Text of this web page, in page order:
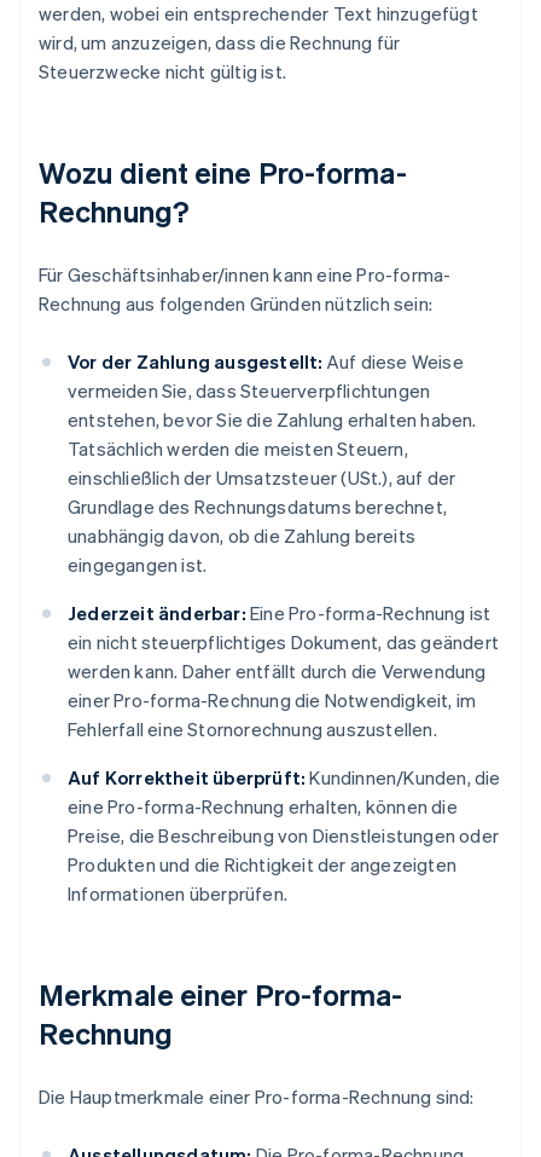
werden, wobei ein entsprechender Text hinzugefügt
wird, um anzuzeigen, dass die Rechnung für
Steuerzwecke nicht gültig ist.
Wozu dient eine Pro-forma-
Rechnung?
Für Geschäftsinhaber/innen kann eine Pro-forma-
Rechnung aus folgenden Gründen nützlich sein:
Vor der Zahlung ausgestellt: Auf diese Weise
vermeiden Sie, dass Steuerverpflichtungen
entstehen, bevor Sie die Zahlung erhalten haben.
Tatsächlich werden die meisten Steuern,
einschließlich der Umsatzsteuer (USt.), auf der
Grundlage des Rechnungsdatums berechnet,
unabhängig davon, ob die Zahlung bereits
eingegangen ist.
Jederzeit änderbar: Eine Pro-forma-Rechnung ist
ein nicht steuerpflichtiges Dokument, das geändert
werden kann. Daher entfällt durch die Verwendung
einer Pro-forma-Rechnung die Notwendigkeit, im
Fehlerfall eine Stornorechnung auszustellen.
Auf Korrektheit überprüft: Kundinnen/Kunden, die
eine Pro-forma-Rechnung erhalten, können die
Preise, die Beschreibung von Dienstleistungen oder
Produkten und die Richtigkeit der angezeigten
Informationen überprüfen.
Merkmale einer Pro-forma-
Rechnung
Die Hauptmerkmale einer Pro-forma-Rechnung sind: